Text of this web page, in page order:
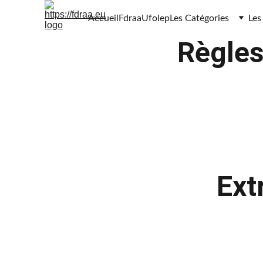
AccueilFdraaUfolepLes Catégories